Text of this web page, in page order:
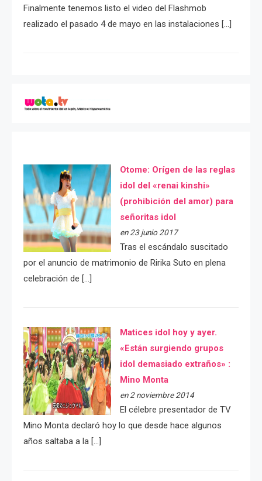
Finalmente tenemos listo el video del Flashmob
realizado el pasado 4 de mayo en las instalaciones […]
Otome: Orígen de las reglas
idol del «renai kinshi»
(prohibición del amor) para
señoritas idol
en 23 junio 2017
Tras el escándalo suscitado
por el anuncio de matrimonio de Ririka Suto en plena
celebración de […]
Matices idol hoy y ayer.
«Están surgiendo grupos
idol demasiado extraños» :
Mino Monta
en 2 noviembre 2014
El célebre presentador de TV
Mino Monta declaró hoy lo que desde hace algunos
años saltaba a la […]